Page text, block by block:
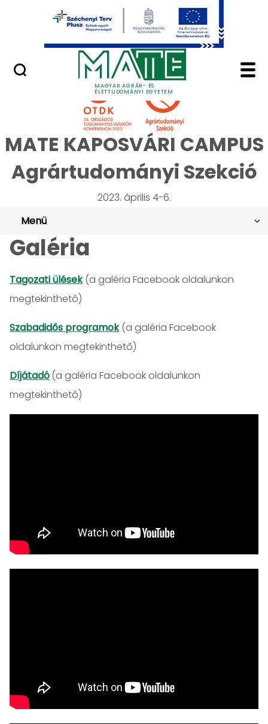
Ugrás a fő tartalomhoz
MAGYAR AGRÁR- ÉS
ÉLETTUDOMÁNYI EGYETEM
Minőségügy
OTDK 2023
MATE KAPOSVÁRI CAMPUS
Agrártudományi Szekció
2023. április 4-6.
Menü
Galéria
Tagozati ülések(a galéria Facebook oldalunkon
megtekinthető)
Szabadidős programok(a galéria Facebook
oldalunkon megtekinthető)
Díjátadó (a galéria Facebook oldalunkon
megtekinthető)